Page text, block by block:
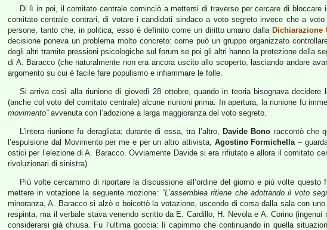
Di lì in poi, il comitato centrale cominciò a mettersi di traverso per cercare di
comitato centrale contrari, di votare i candidati sindaco a voto segreto invece che a
persone, tanto che, in politica, esso è definito come un diritto umano dalla Dichiarazione
decisione poneva un problema molto concreto: come può un gruppo organizzato
degli altri tramite pressioni psicologiche sul forum se poi gli altri hanno la protezione della
di A. Baracco (che naturalmente non era ancora uscito allo scoperto, lasciando andare
argomento su cui è facile fare populismo e infiammare le folle.
Si arriva così alla riunione di giovedì 28 ottobre, quando in teoria bisognava
(anche col voto del comitato centrale) alcune riunioni prima. In apertura, la riunione fu
movimento”avvenuta con l’adozione a larga maggioranza del voto segreto.
L’intera riunione fu deragliata; durante di essa, tra l’altro, Davide Bono raccontò che
l’espulsione dal Movimento per me e per un altro attivista, Agostino Formichella–
ostici per l’elezione di A. Baracco. Ovviamente Davide si era rifiutato e allora il comitato
rivoluzionari di sinistra).
Più volte cercammo di riportare la discussione all’ordine del giorno e più volte
mettere in votazione la seguente mozione: “L’assemblea ritiene che adottando il voto
minoranza, A. Baracco si alzò e boicottò la votazione, uscendo di corsa dalla sala con
respinta, ma il verbale stava venendo scritto da E. Cardillo, H. Nevola e A. Corino
considerarsi già chiusa. Fu l’ultima goccia: lì capimmo che continuando in quella